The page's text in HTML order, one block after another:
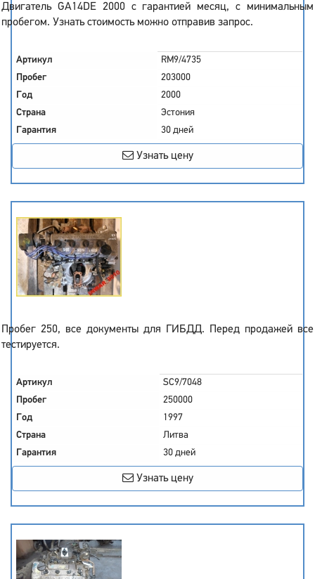
Двигатель GA14DE 2000 с гарантией месяц, с минимальным
пробегом. Узнать стоимость можно отправив запрос.
Артикул
RM9/4735
Пробег
203000
Год
2000
Страна
Эстония
Гарантия
30 дней
Узнать цену
Пробег 250, все документы для ГИБДД. Перед продажей все
тестируется.
Артикул
SC9/7048
Пробег
250000
Год
1997
Страна
Литва
Гарантия
30 дней
Узнать цену